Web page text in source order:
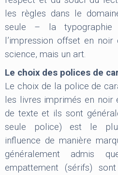
les règles dans le
seule – la typographie
l’impression offset en
science, mais un art.
Le choix des polices de
Le choix de la police de
les livres imprimés en
de texte et ils sont
seule police) est le
influence de manière
généralement admis
empattement (sérifs)